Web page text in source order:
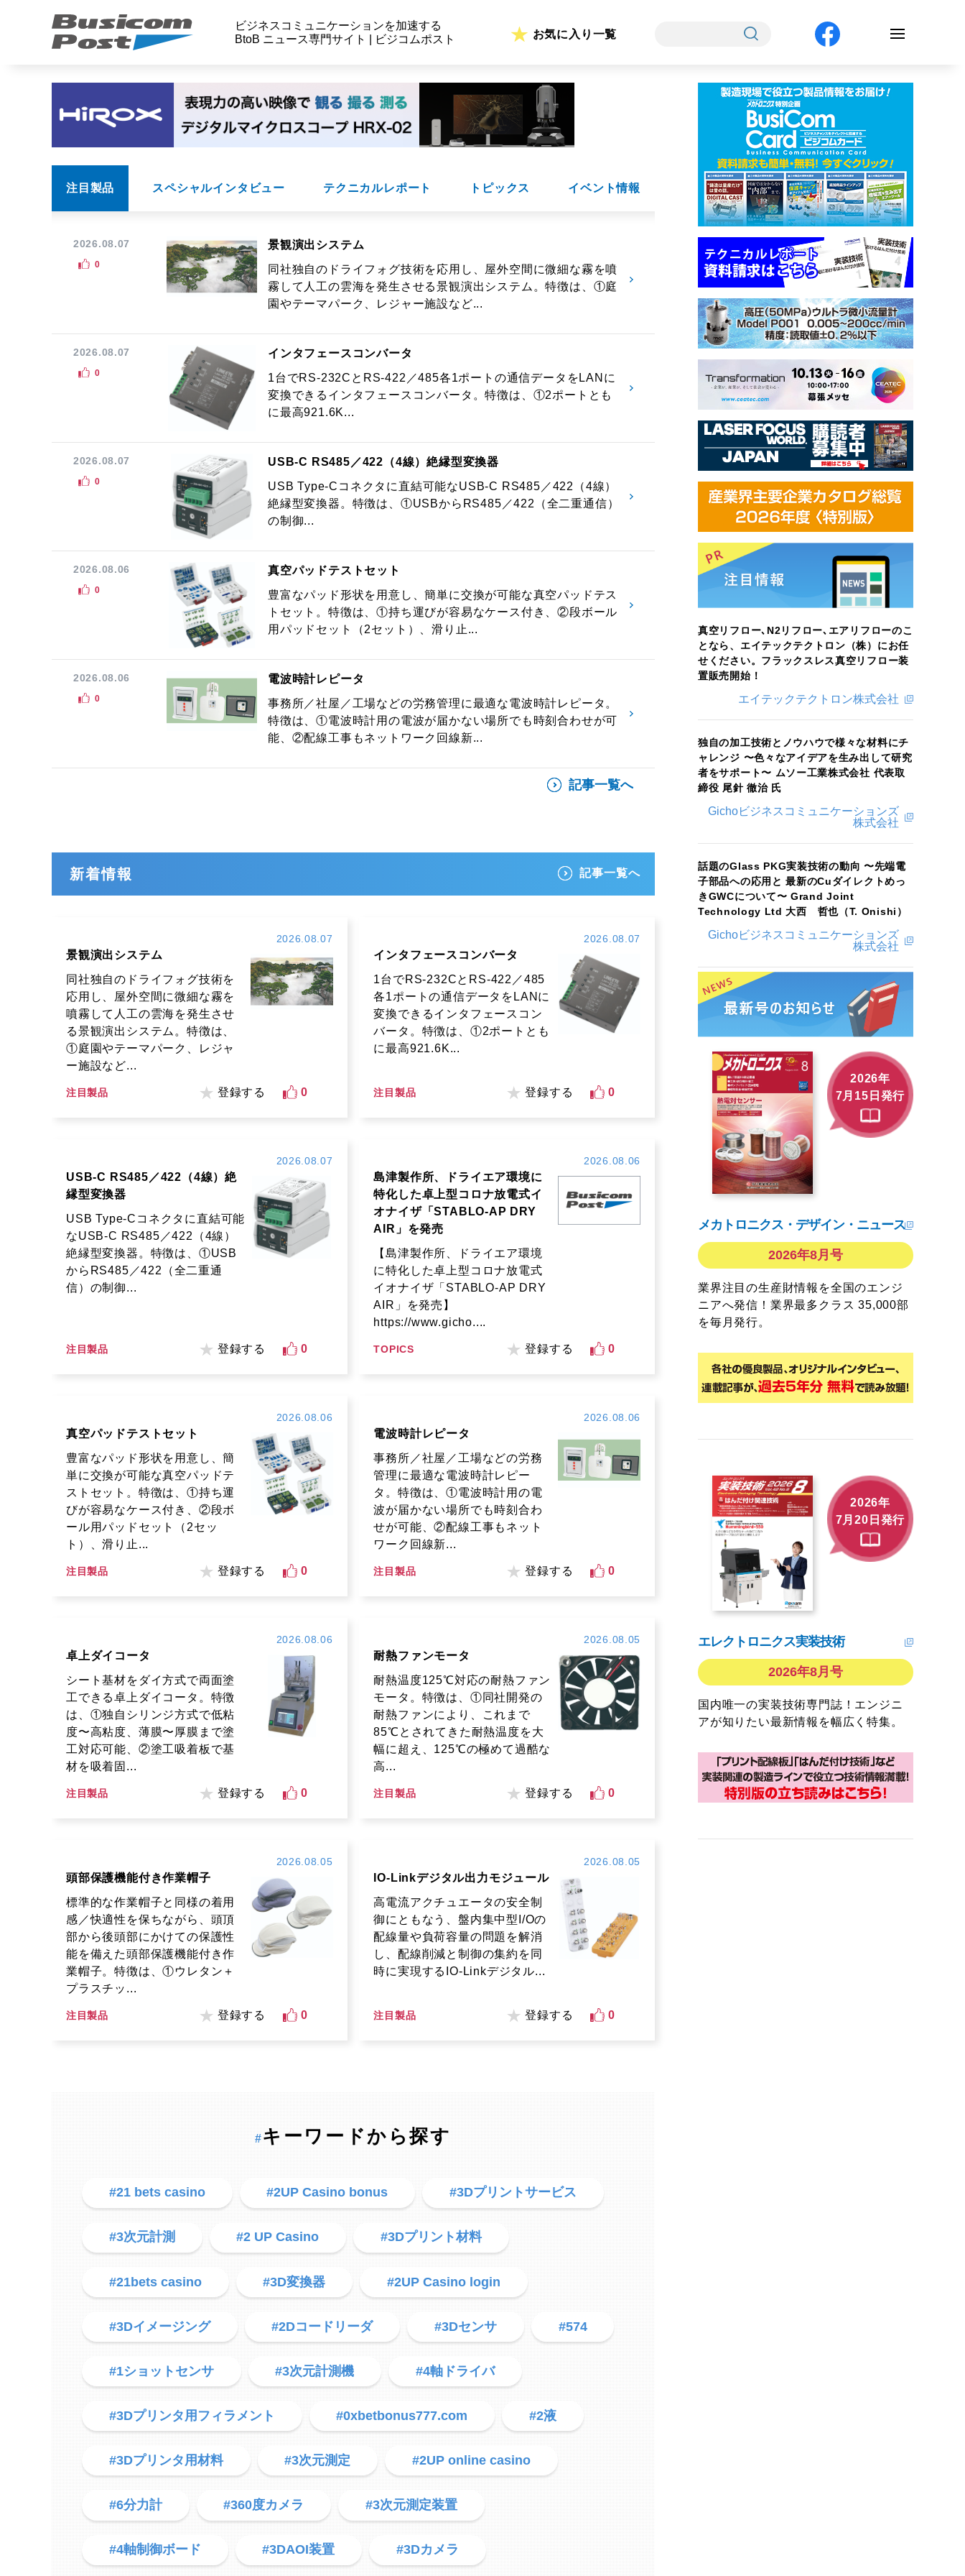
ビジネスコミュニケーションを加速する
BtoB ニュース専門サイト | ビジコムポスト
お気に入り一覧
注目製品 スペシャルインタビュー テクニカルレポート トピックス イベント情報
2026.08.07
景観演出システム
同社独自のドライフォグ技術を応用し、屋外空間に微細な霧を噴
霧して人工の雲海を発生させる景観演出システム。特徴は、①庭
園やテーマパーク、レジャー施設など...
0
2026.08.07
インタフェースコンバータ
1台でRS-232CとRS-422／485各1ポートの通信データをLANに
変換できるインタフェースコンバータ。特徴は、①2ポートとも
に最高921.6K...
0
2026.08.07
USB-C RS485／422（4線）絶縁型変換器
USB Type-Cコネクタに直結可能なUSB-C RS485／422（4線）
絶縁型変換器。特徴は、①USBからRS485／422（全二重通信）
の制御...
0
2026.08.06
真空パッドテストセット
豊富なパッド形状を用意し、簡単に交換が可能な真空パッドテス
トセット。特徴は、①持ち運びが容易なケース付き、②段ボール
用パッドセット（2セット）、滑り止...
0
2026.08.06
電波時計レピータ
事務所／社屋／工場などの労務管理に最適な電波時計レピータ。
特徴は、①電波時計用の電波が届かない場所でも時刻合わせが可
能、②配線工事もネットワーク回線新...
0
記事一覧へ
新着情報 記事一覧へ
2026.08.07
景観演出システム
同社独自のドライフォグ技術を
応用し、屋外空間に微細な霧を
噴霧して人工の雲海を発生させ
る景観演出システム。特徴は、
①庭園やテーマパーク、レジャ
ー施設など...
注目製品 登録する 0
2026.08.07
インタフェースコンバータ
1台でRS-232CとRS-422／485
各1ポートの通信データをLANに
変換できるインタフェースコン
バータ。特徴は、①2ポートとも
に最高921.6K...
注目製品 登録する 0
2026.08.07
USB-C RS485／422（4線）絶
縁型変換器
USB Type-Cコネクタに直結可能
なUSB-C RS485／422（4線）
絶縁型変換器。特徴は、①USB
からRS485／422（全二重通
信）の制御...
注目製品 登録する 0
2026.08.06
島津製作所、ドライエア環境に
特化した卓上型コロナ放電式イ
オナイザ「STABLO-AP DRY
AIR」を発売
【島津製作所、ドライエア環境
に特化した卓上型コロナ放電式
イオナイザ「STABLO-AP DRY
AIR」を発売】
https://www.gicho....
TOPICS 登録する 0
2026.08.06
真空パッドテストセット
豊富なパッド形状を用意し、簡
単に交換が可能な真空パッドテ
ストセット。特徴は、①持ち運
びが容易なケース付き、②段ボ
ール用パッドセット（2セッ
ト）、滑り止...
注目製品 登録する 0
2026.08.06
電波時計レピータ
事務所／社屋／工場などの労務
管理に最適な電波時計レピー
タ。特徴は、①電波時計用の電
波が届かない場所でも時刻合わ
せが可能、②配線工事もネット
ワーク回線新...
注目製品 登録する 0
2026.08.06
卓上ダイコータ
シート基材をダイ方式で両面塗
工できる卓上ダイコータ。特徴
は、①独自シリンジ方式で低粘
度〜高粘度、薄膜〜厚膜まで塗
工対応可能、②塗工吸着板で基
材を吸着固...
注目製品 登録する 0
2026.08.05
耐熱ファンモータ
耐熱温度125℃対応の耐熱ファン
モータ。特徴は、①同社開発の
耐熱ファンにより、これまで
85℃とされてきた耐熱温度を大
幅に超え、125℃の極めて過酷な
高...
注目製品 登録する 0
2026.08.05
頭部保護機能付き作業帽子
標準的な作業帽子と同様の着用
感／快適性を保ちながら、頭頂
部から後頭部にかけての保護性
能を備えた頭部保護機能付き作
業帽子。特徴は、①ウレタン＋
プラスチッ...
注目製品 登録する 0
2026.08.05
IO-Linkデジタル出力モジュール
高電流アクチュエータの安全制
御にともなう、盤内集中型I/Oの
配線量や負荷容量の問題を解消
し、配線削減と制御の集約を同
時に実現するIO-Linkデジタル...
注目製品 登録する 0
#キーワードから探す
#21 bets casino #2UP Casino bonus #3Dプリントサービス
#3次元計測 #2 UP Casino #3Dプリント材料
#21bets casino #3D変換器 #2UP Casino login
#3Dイメージング #2Dコードリーダ #3Dセンサ #574
#1ショットセンサ #3次元計測機 #4軸ドライバ
#3Dプリンタ用フィラメント #0xbetbonus777.com #2液
#3Dプリンタ用材料 #3次元測定 #2UP online casino
#6分力計 #360度カメラ #3次元測定装置
#4軸制御ボード #3DAOI装置 #3Dカメラ
真空リフロー､N2リフロー､エアリフローのこ
となら、エイテックテクトロン（株）にお任
せください。フラックスレス真空リフロー装
置販売開始！
エイテックテクトロン株式会社
独自の加工技術とノウハウで様々な材料にチ
ャレンジ 〜色々なアイデアを生み出して研究
者をサポート〜 ムソー工業株式会社 代表取
締役 尾針 徹治 氏
Gichoビジネスコミュニケーションズ
株式会社
話題のGlass PKG実装技術の動向 〜先端電
子部品への応用と 最新のCuダイレクトめっ
きGWCについて〜 Grand Joint
Technology Ltd 大西 哲也（T. Onishi）
Gichoビジネスコミュニケーションズ
株式会社
2026年
7月15日発行
メカトロニクス・デザイン・ニュース
2026年8月号
業界注目の生産財情報を全国のエンジ
ニアへ発信！業界最多クラス 35,000部
を毎月発行。
2026年
7月20日発行
エレクトロニクス実装技術
2026年8月号
国内唯一の実装技術専門誌！エンジニ
アが知りたい最新情報を幅広く特集。